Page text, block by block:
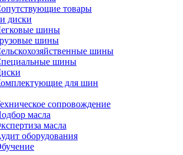
товары
диски
шины
шины
шины
шины
для шин
сопровождение
масла
масла
оборудования